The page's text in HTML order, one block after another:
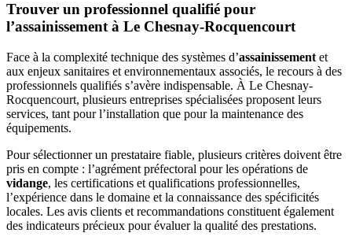
Trouver un professionnel qualifié pour
l’assainissement à Le Chesnay-Rocquencourt
Face à la complexité technique des systèmes d’assainissement et
aux enjeux sanitaires et environnementaux associés, le recours à des
professionnels qualifiés s’avère indispensable. À Le Chesnay-
Rocquencourt, plusieurs entreprises spécialisées proposent leurs
services, tant pour l’installation que pour la maintenance des
équipements.
Pour sélectionner un prestataire fiable, plusieurs critères doivent être
pris en compte : l’agrément préfectoral pour les opérations de
vidange, les certifications et qualifications professionnelles,
l’expérience dans le domaine et la connaissance des spécificités
locales. Les avis clients et recommandations constituent également
des indicateurs précieux pour évaluer la qualité des prestations.